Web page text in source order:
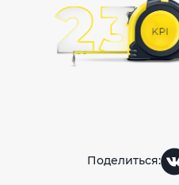
Поделиться: